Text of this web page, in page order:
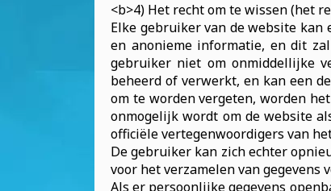
<b>4) Het recht om te wissen (het
Elke gebruiker van de website
en anonieme informatie, en dit
gebruiker niet om onmiddellijke
beheerd of verwerkt, en kan een
om te worden vergeten, worden
onmogelijk wordt om de website
officiële vertegenwoordigers van
De gebruiker kan zich echter
voor het verzamelen van gegevens
Als er persoonlijke gegevens